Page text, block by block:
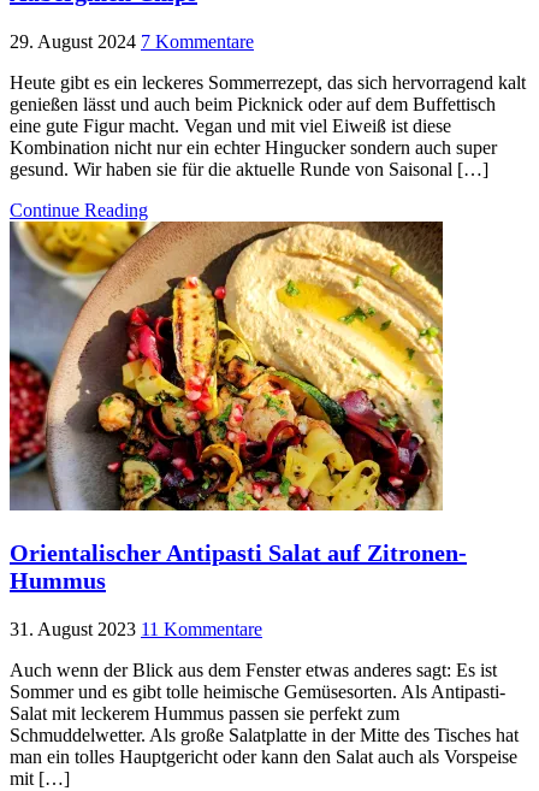
29. August 2024 7 Kommentare
Heute gibt es ein leckeres Sommerrezept, das sich hervorragend kalt
genießen lässt und auch beim Picknick oder auf dem Buffettisch
eine gute Figur macht. Vegan und mit viel Eiweiß ist diese
Kombination nicht nur ein echter Hingucker sondern auch super
gesund. Wir haben sie für die aktuelle Runde von Saisonal […]
Continue Reading
Orientalischer Antipasti Salat auf Zitronen-
Hummus
31. August 2023 11 Kommentare
Auch wenn der Blick aus dem Fenster etwas anderes sagt: Es ist
Sommer und es gibt tolle heimische Gemüsesorten. Als Antipasti-
Salat mit leckerem Hummus passen sie perfekt zum
Schmuddelwetter. Als große Salatplatte in der Mitte des Tisches hat
man ein tolles Hauptgericht oder kann den Salat auch als Vorspeise
mit […]